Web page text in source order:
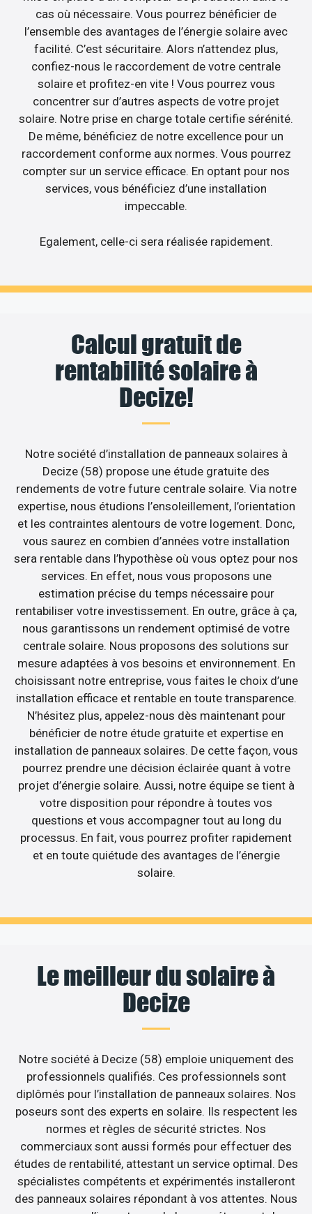
cas où nécessaire. Vous pourrez bénéficier de
l’ensemble des avantages de l’énergie solaire avec
facilité. C’est sécuritaire. Alors n’attendez plus,
confiez-nous le raccordement de votre centrale
solaire et profitez-en vite ! Vous pourrez vous
concentrer sur d’autres aspects de votre projet
solaire. Notre prise en charge totale certifie sérénité.
De même, bénéficiez de notre excellence pour un
raccordement conforme aux normes. Vous pourrez
compter sur un service efficace. En optant pour nos
services, vous bénéficiez d’une installation
impeccable.
Egalement, celle-ci sera réalisée rapidement.
Calcul gratuit de
rentabilité solaire à
Decize!
Notre société d’installation de panneaux solaires à
Decize (58) propose une étude gratuite des
rendements de votre future centrale solaire. Via notre
expertise, nous étudions l’ensoleillement, l’orientation
et les contraintes alentours de votre logement. Donc,
vous saurez en combien d’années votre installation
sera rentable dans l’hypothèse où vous optez pour nos
services. En effet, nous vous proposons une
estimation précise du temps nécessaire pour
rentabiliser votre investissement. En outre, grâce à ça,
nous garantissons un rendement optimisé de votre
centrale solaire. Nous proposons des solutions sur
mesure adaptées à vos besoins et environnement. En
choisissant notre entreprise, vous faites le choix d’une
installation efficace et rentable en toute transparence.
N’hésitez plus, appelez-nous dès maintenant pour
bénéficier de notre étude gratuite et expertise en
installation de panneaux solaires. De cette façon, vous
pourrez prendre une décision éclairée quant à votre
projet d’énergie solaire. Aussi, notre équipe se tient à
votre disposition pour répondre à toutes vos
questions et vous accompagner tout au long du
processus. En fait, vous pourrez profiter rapidement
et en toute quiétude des avantages de l’énergie
solaire.
Le meilleur du solaire à
Decize
Notre société à Decize (58) emploie uniquement des
professionnels qualifiés. Ces professionnels sont
diplômés pour l’installation de panneaux solaires. Nos
poseurs sont des experts en solaire. Ils respectent les
normes et règles de sécurité strictes. Nos
commerciaux sont aussi formés pour effectuer des
études de rentabilité, attestant un service optimal. Des
spécialistes compétents et expérimentés installeront
des panneaux solaires répondant à vos attentes. Nous